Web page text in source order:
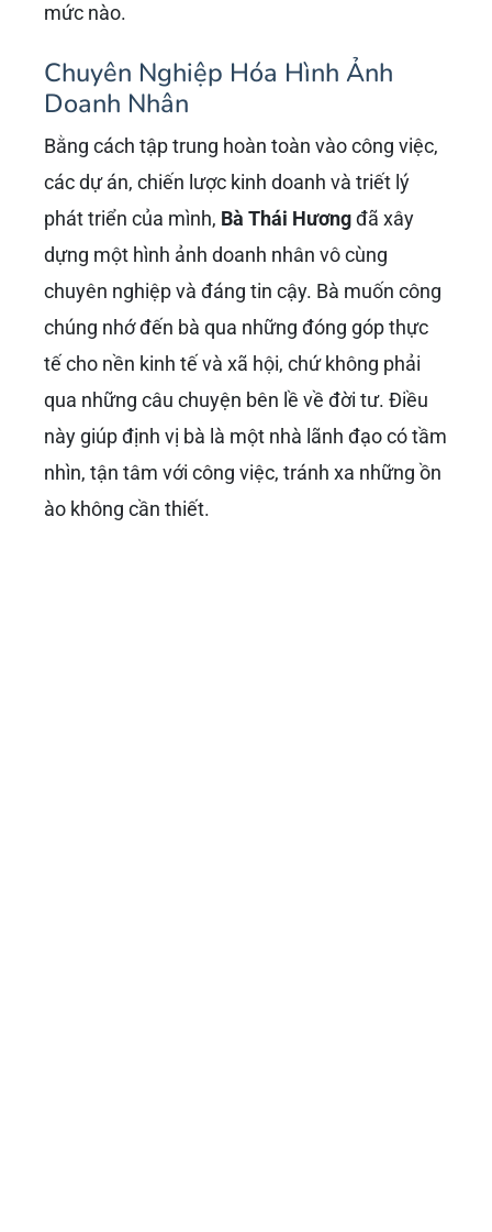
mức nào.
Chuyên Nghiệp Hóa Hình Ảnh
Doanh Nhân
Bằng cách tập trung hoàn toàn vào công việc,
các dự án, chiến lược kinh doanh và triết lý
phát triển của mình, Bà Thái Hươngđã xây
dựng một hình ảnh doanh nhân vô cùng
chuyên nghiệp và đáng tin cậy. Bà muốn công
chúng nhớ đến bà qua những đóng góp thực
tế cho nền kinh tế và xã hội, chứ không phải
qua những câu chuyện bên lề về đời tư. Điều
này giúp định vị bà là một nhà lãnh đạo có tầm
nhìn, tận tâm với công việc, tránh xa những ồn
ào không cần thiết.